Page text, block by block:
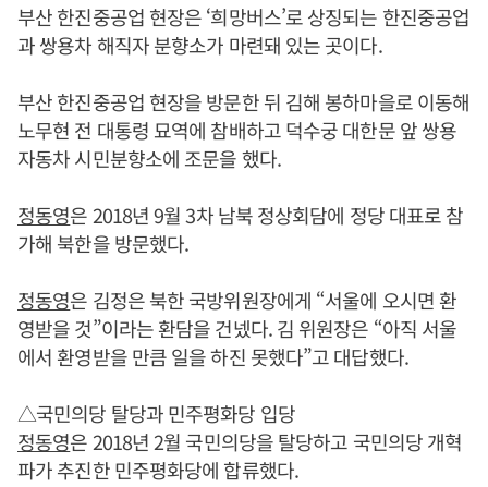
부산 한진중공업 현장은 ‘희망버스’로 상징되는 한진중공업
과 쌍용차 해직자 분향소가 마련돼 있는 곳이다.
부산 한진중공업 현장을 방문한 뒤 김해 봉하마을로 이동해
노무현 전 대통령 묘역에 참배하고 덕수궁 대한문 앞 쌍용
자동차 시민분향소에 조문을 했다.
정동영은 2018년 9월 3차 남북 정상회담에 정당 대표로 참
가해 북한을 방문했다.
정동영은 김정은 북한 국방위원장에게 “서울에 오시면 환
영받을 것”이라는 환담을 건넸다. 김 위원장은 “아직 서울
에서 환영받을 만큼 일을 하진 못했다”고 대답했다.
△국민의당 탈당과 민주평화당 입당
정동영은 2018년 2월 국민의당을 탈당하고 국민의당 개혁
파가 추진한 민주평화당에 합류했다.